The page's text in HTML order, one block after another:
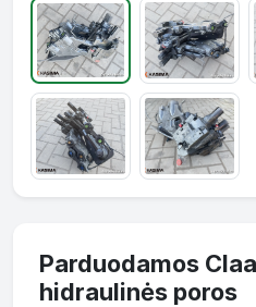
Parduodamos
hidraulinės poros